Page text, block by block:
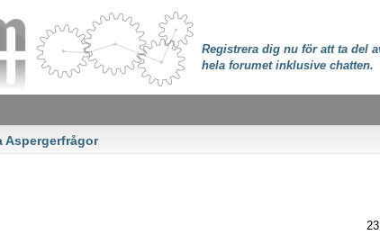
Registrera dig nu för att ta del
hela forumet inklusive chatten.
Aspergerfrågor